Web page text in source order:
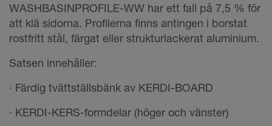
WASHBASINPROFILE-WW har ett fall på 7,5 % för
att klä sidorna. Profilerna finns antingen i borstat
rostfritt stål, färgat eller strukturlackerat aluminium.
Satsen innehåller:
· Färdig tvättställsbänk av KERDI-BOARD
· KERDI-KERS-formdelar (höger och vänster)